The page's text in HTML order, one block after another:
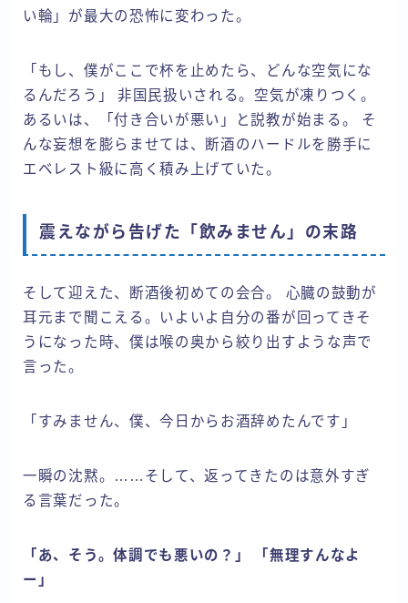
い輪」が最大の恐怖に変わった。
「もし、僕がここで杯を止めたら、どんな空気にな
るんだろう」 非国民扱いされる。空気が凍りつく。
あるいは、「付き合いが悪い」と説教が始まる。 そ
んな妄想を膨らませては、断酒のハードルを勝手に
エベレスト級に高く積み上げていた。
震えながら告げた「飲みません」の末路
そして迎えた、断酒後初めての会合。 心臓の鼓動が
耳元まで聞こえる。いよいよ自分の番が回ってきそ
うになった時、僕は喉の奥から絞り出すような声で
言った。
「すみません、僕、今日からお酒辞めたんです」
一瞬の沈黙。……そして、返ってきたのは意外すぎ
る言葉だった。
「あ、そう。体調でも悪いの？」
「無理すんなよ
ー」